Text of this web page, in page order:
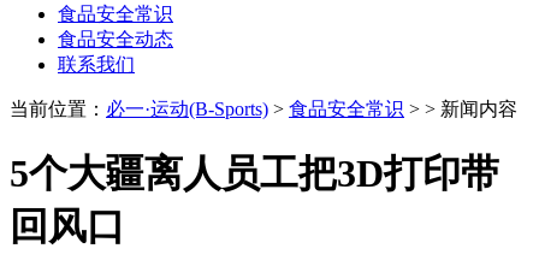
食品安全常识
食品安全动态
联系我们
当前位置： 必一·运动(B-Sports) > 食品安全常识 > > 新闻内容
5个大疆离人员工把3D打印带
回风口